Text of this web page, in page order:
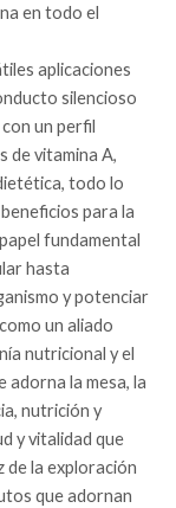
en todo el
aplicaciones
silencioso
un perfil
de vitamina A,
todo lo
para la
fundamental
hasta
y potenciar
un aliado
nutricional y el
adorna la mesa, la
nutrición y
y vitalidad que
de la exploración
que adornan